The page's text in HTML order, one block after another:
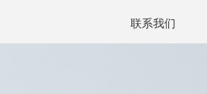
联系我们